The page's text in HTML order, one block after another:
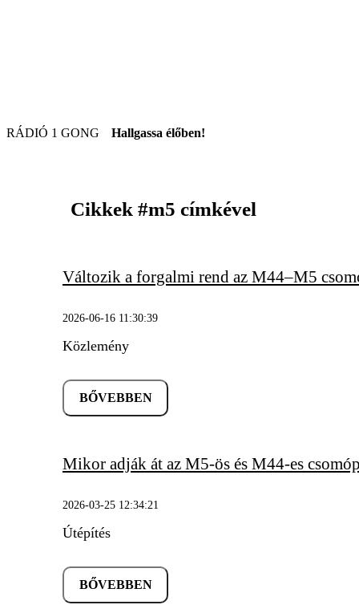
RÁDIÓ 1 GONG Hallgassa élőben!
Cikkek #m5 címkével
Változik a forgalmi rend az M44–M5
2026-06-16 11:30:39
Közlemény
BŐVEBBEN
Mikor adják át az M5-ös és M44-es
2026-03-25 12:34:21
Útépítés
BŐVEBBEN